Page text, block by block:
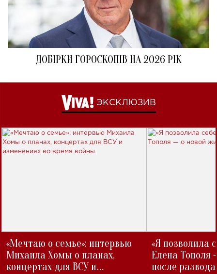
ДОБІРКИ ГОРОСКОПІВ НА 2026 РІК
ЭКСКЛЮЗИВ
«Мечтаю о семье»: интервью
Михаила Хомы о планах,
концертах для ВСУ и
«Я позволила
Елена Тополя
после развода